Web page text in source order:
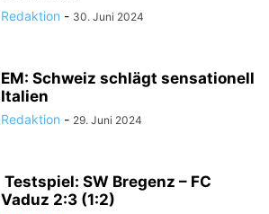
Redaktion - 30. Juni 2024
EM: Schweiz schlägt sensationell
Italien
Redaktion - 29. Juni 2024
Testspiel: SW Bregenz – FC
Vaduz 2:3 (1:2)